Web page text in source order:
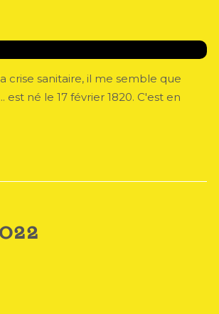
crise sanitaire, il me semble que
né le 17 février 1820. C'est en